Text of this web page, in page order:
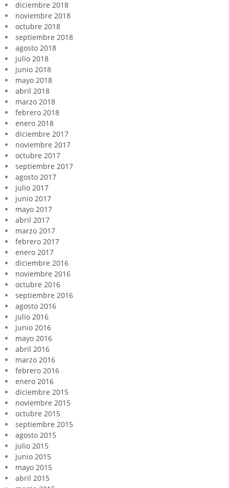
diciembre 2018
noviembre 2018
octubre 2018
septiembre 2018
agosto 2018
julio 2018
junio 2018
mayo 2018
abril 2018
marzo 2018
febrero 2018
enero 2018
diciembre 2017
noviembre 2017
octubre 2017
septiembre 2017
agosto 2017
julio 2017
junio 2017
mayo 2017
abril 2017
marzo 2017
febrero 2017
enero 2017
diciembre 2016
noviembre 2016
octubre 2016
septiembre 2016
agosto 2016
julio 2016
junio 2016
mayo 2016
abril 2016
marzo 2016
febrero 2016
enero 2016
diciembre 2015
noviembre 2015
octubre 2015
septiembre 2015
agosto 2015
julio 2015
junio 2015
mayo 2015
abril 2015